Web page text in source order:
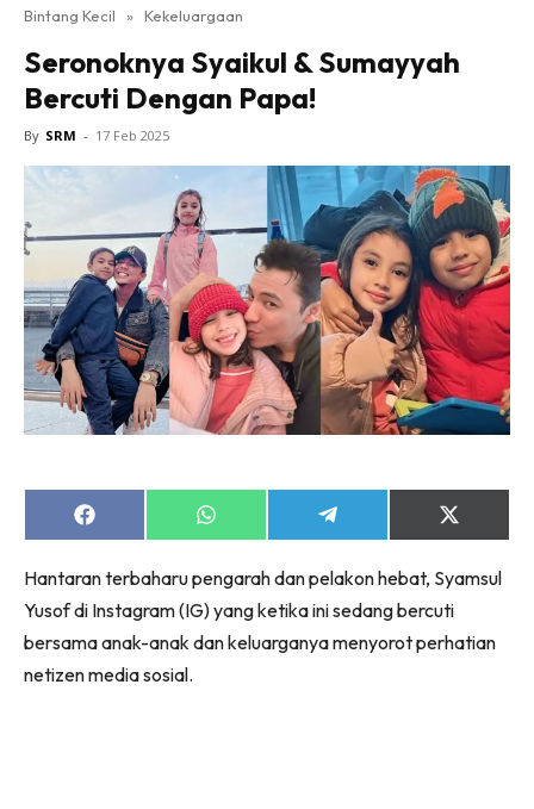
Bintang Kecil » Kekeluargaan
Seronoknya Syaikul & Sumayyah
Bercuti Dengan Papa!
By SRM - 17 Feb 2025
Share
on
Share
on
Share
on
Share
on
(Twitter)
Hantaran terbaharu pengarah dan pelakon hebat, Syamsul
Yusof di Instagram (IG) yang ketika ini sedang bercuti
bersama anak-anak dan keluarganya menyorot perhatian
netizen media sosial.